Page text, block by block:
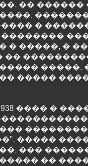
��
�
� �����, �
��
�����.
�����
���� �
�����
���
��